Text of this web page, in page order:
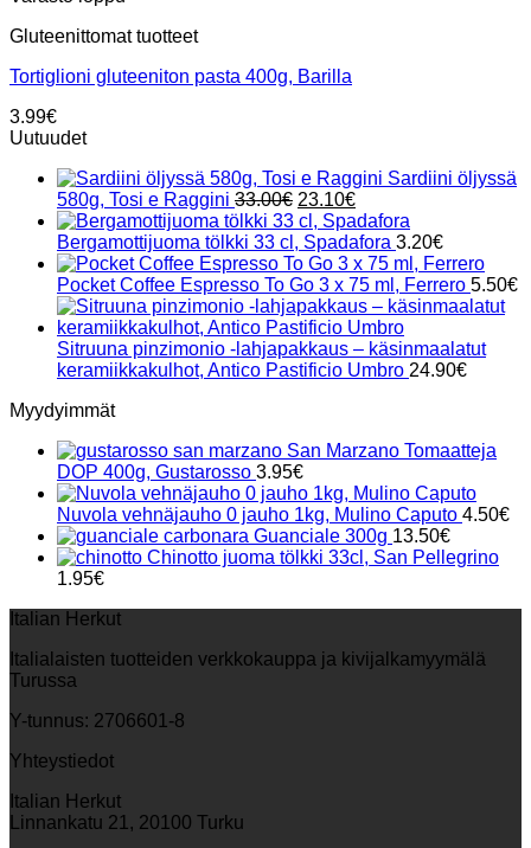
Gluteenittomat tuotteet
Tortiglioni gluteeniton pasta 400g, Barilla
3.99€
Uutuudet
Sardiini öljyssä
580g, Tosi e Raggini 33.00€ Alkuperäinen
hinta
oli:
33.00€.
23.10€Nykyinen
hinta
on:
23.10€.
Bergamottijuoma tölkki 33 cl, Spadafora 3.20€
Pocket Coffee Espresso To Go 3 x 75 ml, Ferrero 5.50€
Sitruuna pinzimonio -lahjapakkaus – käsinmaalatut
keramiikkakulhot, Antico Pastificio Umbro 24.90€
Myydyimmät
San Marzano Tomaatteja
DOP 400g, Gustarosso 3.95€
Nuvola vehnäjauho 0 jauho 1kg, Mulino Caputo 4.50€
Guanciale 300g 13.50€
Chinotto juoma tölkki 33cl, San Pellegrino
1.95€
Italian Herkut
Italialaisten tuotteiden verkkokauppa ja kivijalkamyymälä
Turussa
Y-tunnus: 2706601-8
Yhteystiedot
Italian Herkut
Linnankatu 21, 20100 Turku